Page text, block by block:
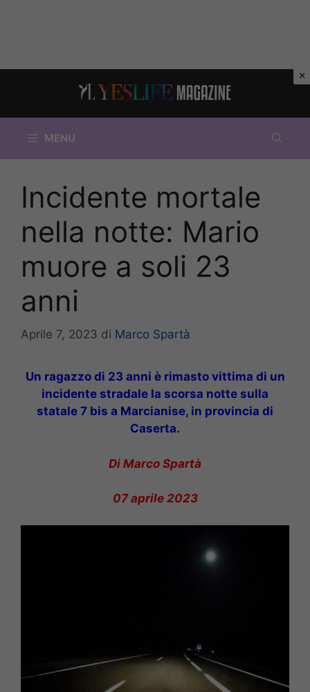
MENU
Incidente mortale
nella notte: Mario
muore a soli 23
anni
Aprile 7, 2023 di Marco Spartà
Un ragazzo di 23 anni è rimasto vittima di un
incidente stradale la scorsa notte sulla
statale 7 bis a Marcianise, in provincia di
Caserta.
Di Marco Spartà
07 aprile 2023